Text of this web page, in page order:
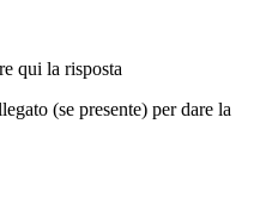
qui la risposta
(se presente) per dare la